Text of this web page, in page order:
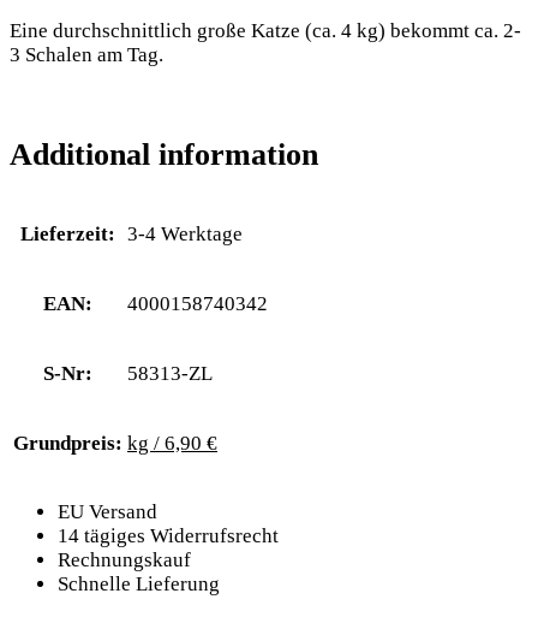
Eine durchschnittlich große Katze (ca. 4 kg) bekommt ca. 2-
3 Schalen am Tag.
Additional information
Lieferzeit: 3-4 Werktage
EAN: 4000158740342
S-Nr: 58313-ZL
Grundpreis: kg / 6,90 €
EU Versand
14 tägiges Widerrufsrecht
Rechnungskauf
Schnelle Lieferung